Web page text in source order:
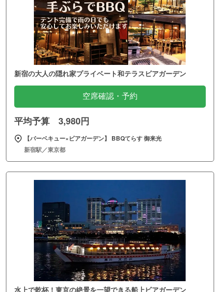
新宿の大人の隠れ家プライベート和テラスビアガーデン
空席確認・予約
平均予算 3,980円
【バーベキュー×ビアガーデン】 BBQてらす 御来光
新宿駅／東京都
水上で乾杯！東京の絶景を一望できる船上ビアガーデン